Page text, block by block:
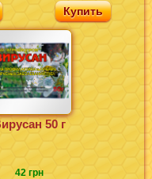
Купить
50 г
42 грн